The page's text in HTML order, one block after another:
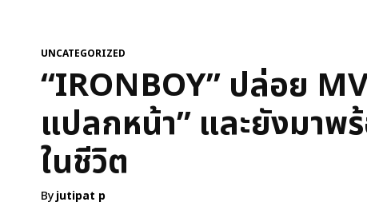
UNCATEGORIZED
“IRONBOY” ปล่อย
แปลกหน้า” และยังมาพ
ในชีวิต
Byjutipat p